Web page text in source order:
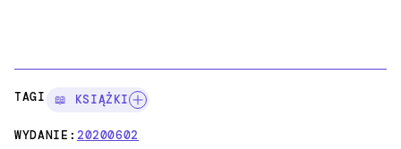
TAGI: 📖 KSIĄŻKI
WYDANIE:20200602